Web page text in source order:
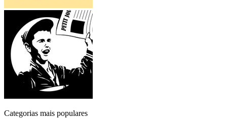
Categorias mais populares